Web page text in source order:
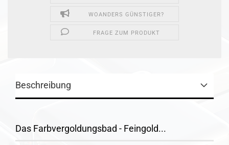
WOANDERS GÜNSTIGER?
FRAGE ZUM PRODUKT
Beschreibung
Das Farbvergoldungsbad - Feingold...